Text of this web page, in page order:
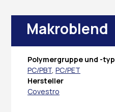
Makroblend
Polymergruppe und -typ
PC/PBT, PC/PET
Hersteller
Covestro